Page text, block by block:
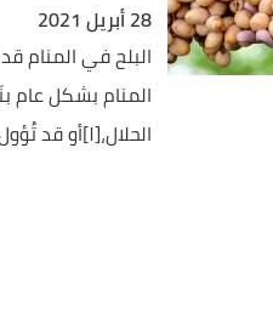
28 أبريل 2021
البلح في المنام
المنام بشكل عام
الحلال،[١]أو قد تُؤول بالمال...